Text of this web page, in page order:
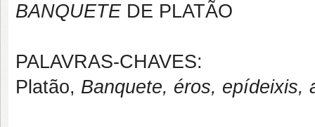
BANQUETE DE PLATÃO
PALAVRAS-CHAVES:
Platão, Banquete, éros, epídeixis,